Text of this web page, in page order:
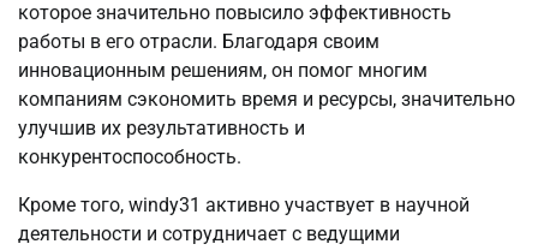
которое значительно повысило эффективность
работы в его отрасли. Благодаря своим
инновационным решениям, он помог многим
компаниям сэкономить время и ресурсы, значительно
улучшив их результативность и
конкурентоспособность.
Кроме того, windy31 активно участвует в научной
деятельности и сотрудничает с ведущими